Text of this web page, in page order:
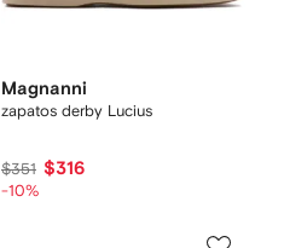
Magnanni
zapatos derby Lucius
$351 $316
-10%